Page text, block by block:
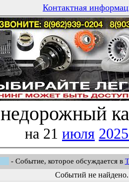
Контактная
на 21 июля
- Событие, которое обсуждается в
Событий не найдено.